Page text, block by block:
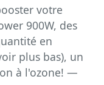
votre
900W, des
en
plus bas), un
à l'ozone! —